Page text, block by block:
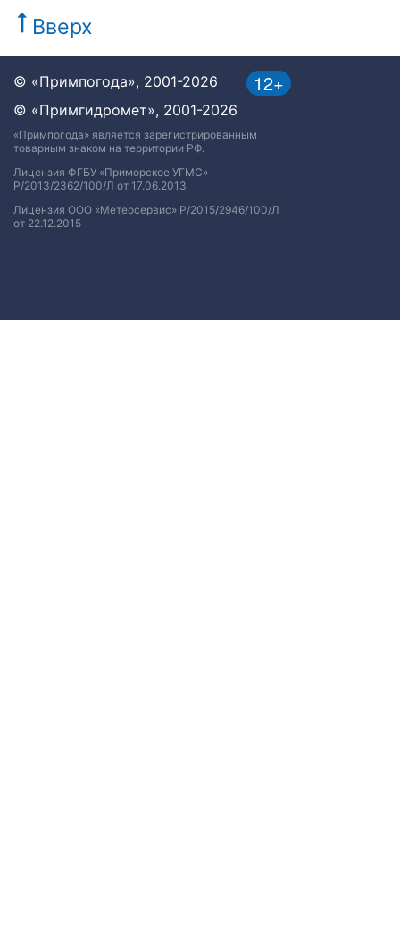
Вверх
12+
© «Примпогода», 2001-2026
© «Примгидромет», 2001-2026
«Примпогода» является зарегистрированным
товарным знаком на территории РФ.
Лицензия ФГБУ «Приморское УГМС»
Р/2013/2362/100/Л от 17.06.2013
Лицензия ООО «Метеосервис» Р/2015/2946/100/Л
от 22.12.2015